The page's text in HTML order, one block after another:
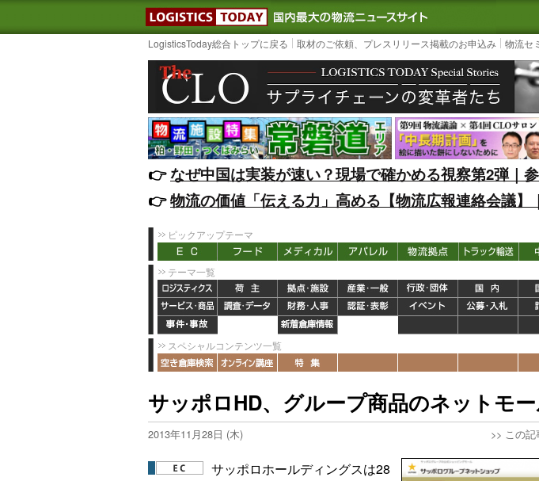
LOGISTICS TODAY｜国内最大の物流ニュース
3PL,
LogisticsToday総合トップに戻る 取材のご依頼、プレスリリース掲載のお申込み 物流セ
👉️なぜ中国は実装が速い？現場で確かめる視察第2弾｜
👉️物流の価値「伝える力」高める【物流広報連絡会議】
ピックアップテーマ
テーマ一覧
スペシャルコンテンツ一覧
サッポロHD、グループ商品のネットモ
2013年11月28日 (木) >> この記
サッポロホールディングスは28